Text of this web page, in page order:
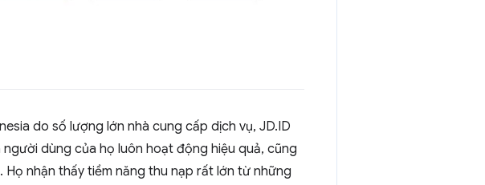
do số lượng lớn nhà cung cấp dịch vụ, JD.ID
dùng của họ luôn hoạt động hiệu quả, cũng
nhận thấy tiềm năng thu nạp rất lớn từ những